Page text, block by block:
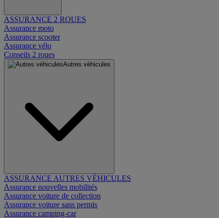
ASSURANCE 2 ROUES
Assurance moto
Assurance scooter
Assurance vélo
Conseils 2 roues
Autres véhicules
ASSURANCE AUTRES VÉHICULES
Assurance nouvelles mobilités
Assurance voiture de collection
Assurance voiture sans permis
Assurance camping-car